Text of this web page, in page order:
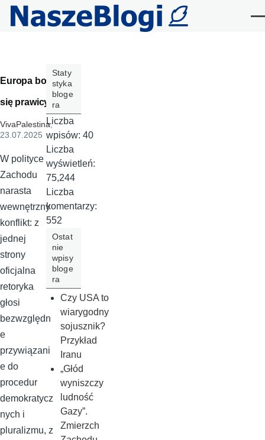
Przejdź do treści
Europa boi
się prawicy
VivaPalestina,
23.07.2025
W polityce
Zachodu
narasta
wewnętrzny
konflikt: z
jednej
strony
oficjalna
retoryka
głosi
bezwzględn
e
przywiązani
e do
procedur
demokratycz
nych i
pluralizmu, z
Staty
styka
bloge
ra
Liczba
wpisów: 40
Liczba
wyświetleń:
75,244
Liczba
komentarzy:
552
Ostat
nie
wpisy
bloge
ra
Czy USA to
wiarygodny
sojusznik?
Przykład
Iranu
„Głód
wyniszczy
ludność
Gazy”.
Zmierzch